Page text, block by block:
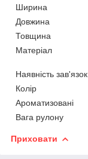
Ширина
Довжина
Товщина
Матеріал
Наявність зав'язок
Колір
Ароматизовані
Вага рулону
Приховати